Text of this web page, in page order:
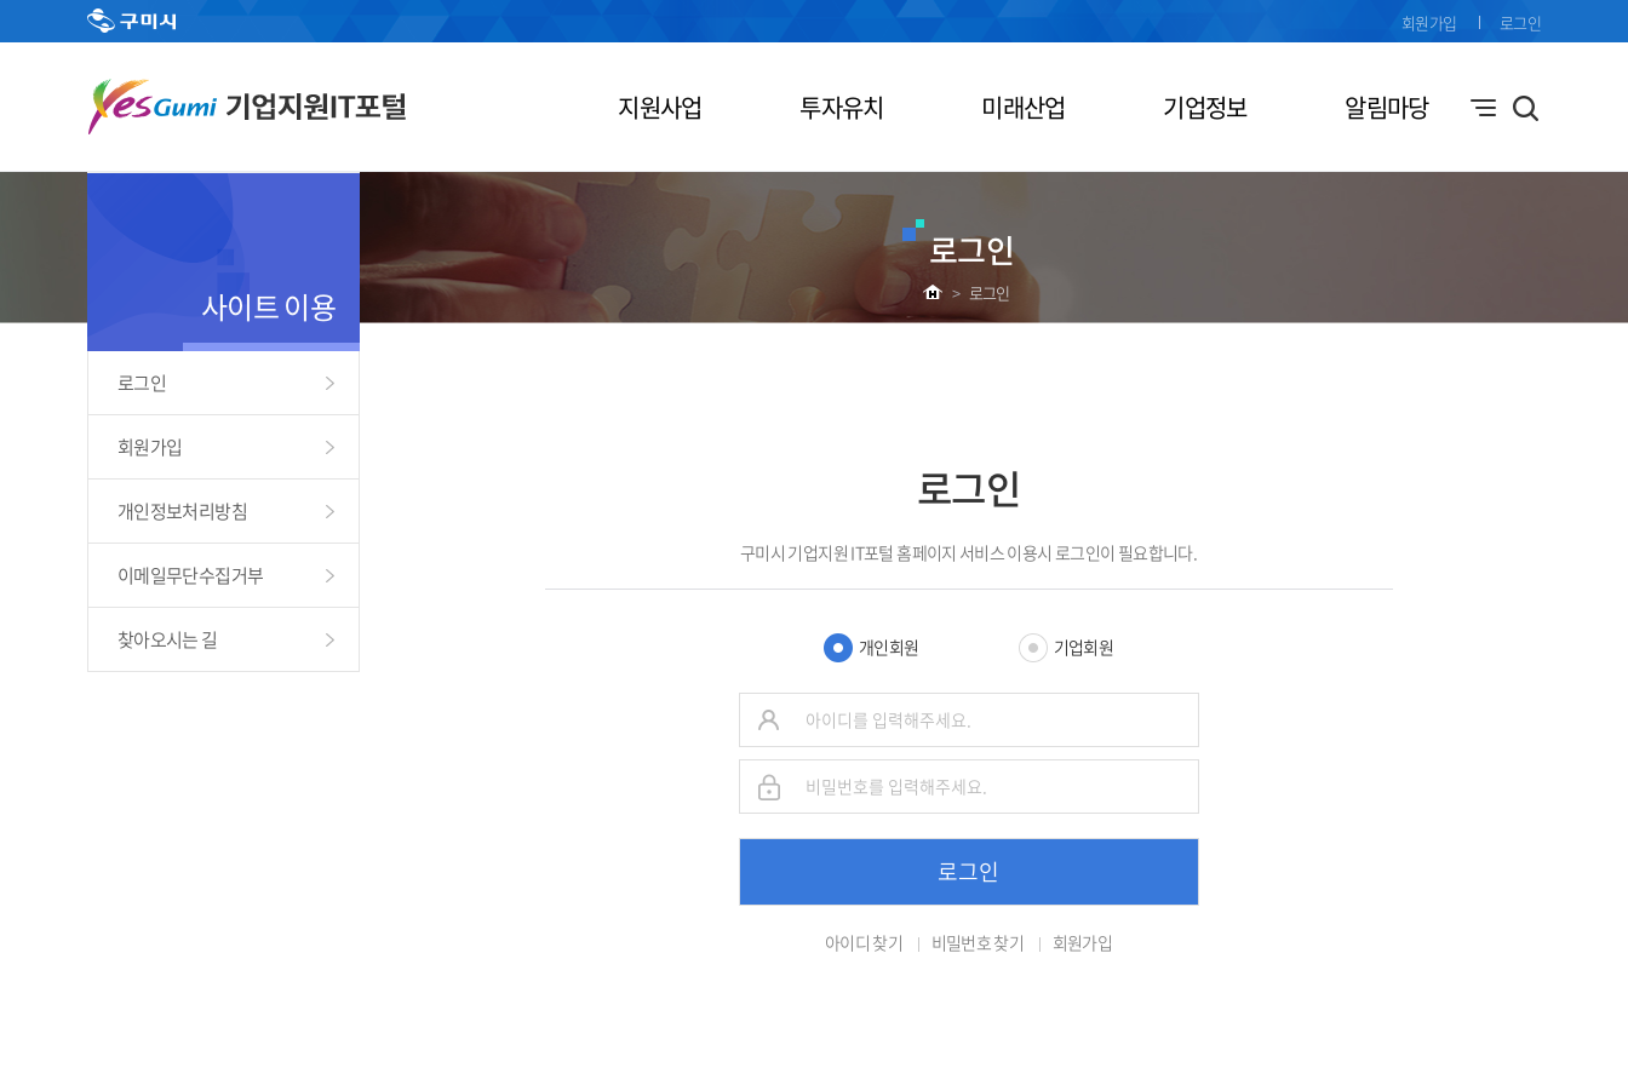
지원사업 투자유치 미래산업 기업정보 알림마당
회원가입 로그인
로그인
> 로그인
사이트 이용
로그인
회원가입
개인정보처리방침
이메일무단수집거부
찾아오시는 길
로그인
구미시 기업지원 IT포털 홈페이지 서비스 이용시 로그인이 필요합니다.
개인회원 기업회원
로그인
아이디 찾기 비밀번호 찾기 회원가입